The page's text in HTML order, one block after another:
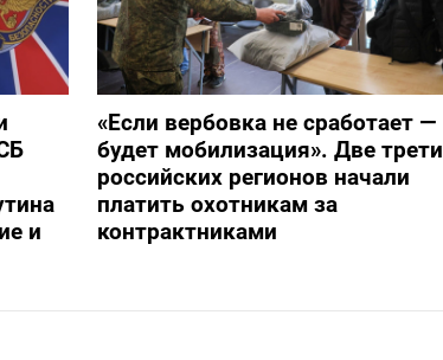
и
«Если вербовка не сработает —
будет мобилизация». Две трети
российских регионов начали
платить охотникам за
контрактниками